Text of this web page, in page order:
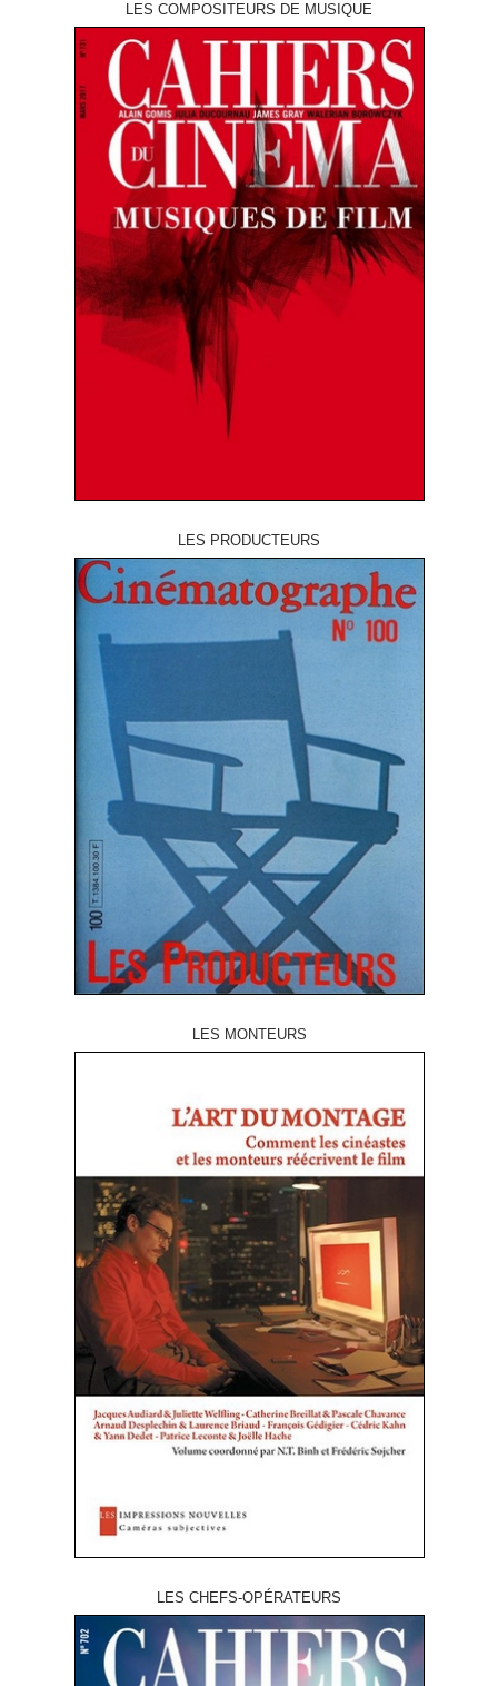
LES COMPOSITEURS DE MUSIQUE
LES PRODUCTEURS
LES MONTEURS
LES CHEFS-OPÉRATEURS